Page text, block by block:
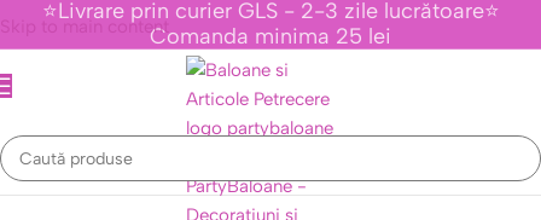
Skip to main content
⭐Livrare prin curier GLS - 2-3 zile lucrătoare⭐
Comanda minima 25 lei
Prima pagină/Baloane Latex/Baloane latex 14 cm